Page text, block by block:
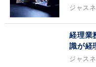
ジャス
経理業
識が経
ジャス